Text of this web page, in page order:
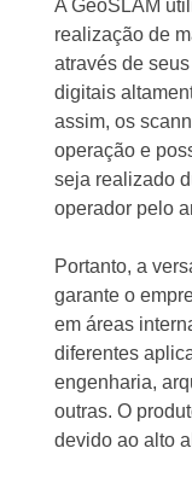
A GeoSLAM
realização de
através de
digitais
assim, os
operação e
seja realizado
operador pelo
Portanto, a
garante o
em áreas
diferentes
engenharia,
outras. O
devido ao alto